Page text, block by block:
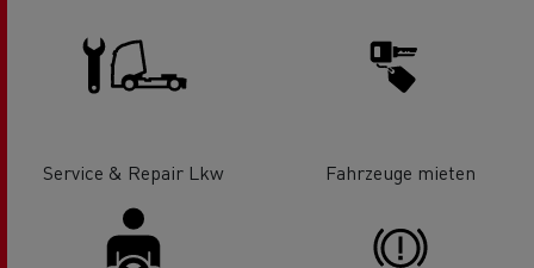
Service & Repair Lkw Fahrzeuge mieten